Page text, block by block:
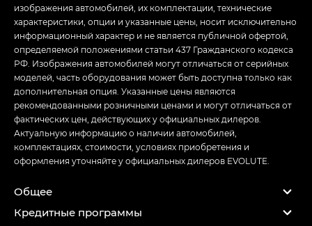
изображения автомобилей, их комплектации, технические
характеристики, опции и указанные цены, носит исключительно
информационный характер и не является публичной офертой,
определяемой положениями статьи 437 Гражданского кодекса
РФ. Изображения автомобилей могут отличаться от серийных
моделей, часть оборудования может быть доступна только как
дополнительная опция. Указанные цены являются
рекомендованными розничными ценами и могут отличаться от
фактических цен, действующих у официальных дилеров.
Актуальную информацию о наличии автомобилей,
комплектациях, стоимости, условиях приобретения и
оформления уточняйте у официальных дилеров EVOLUTE.
Общее
Кредитные программы